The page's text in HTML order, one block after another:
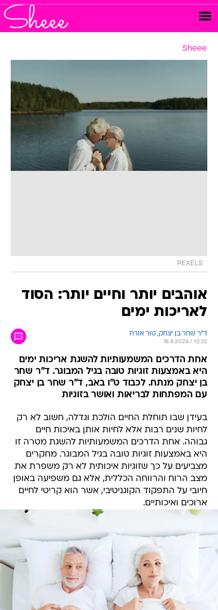
Sheee
PEXELS
אוהבים יותר וחיים יותר: הסוד
לאריכות ימים
ד"ר שחר בן יצחק, טור אורח
18.8.2024 / 12:32
אחת הדרכים המשמעותיות להשגת אריכות ימים
היא באמצעות זוגיות טובה בגיל המבוגר. ד"ר שחר
בן יצחק מנתח. לכבוד ט"ו באב, ד"ר שחר בן יצחק
עם המפתחות לבריאות ואושר בזוגיות
בעידן שבו תוחלת החיים הולכת וגדלה, חשוב לא רק
לחיות שנים רבות אלא לחיות אותן באיכות חיים
גבוהה. אחת הדרכים המשמעותיות להשגת מטרה זו
היא באמצעות זוגיות טובה בגיל המבוגר. מחקרים
מצביעים על כך שזוגיות איכותית לא רק משפרת את
מצב הרוח והרווחה הכללית, אלא גם משפיעה באופן
חיובי על התפקוד הקוגניטיבי, אשר הוא קריטי לחיים
ארוכים ואיכותיים.